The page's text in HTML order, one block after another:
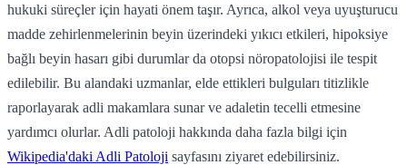
hukuki süreçler için hayati önem taşır. Ayrıca, alkol veya uyuşturucu
madde zehirlenmelerinin beyin üzerindeki yıkıcı etkileri, hipoksiye
bağlı beyin hasarı gibi durumlar da otopsi nöropatolojisi ile tespit
edilebilir. Bu alandaki uzmanlar, elde ettikleri bulguları titizlikle
raporlayarak adli makamlara sunar ve adaletin tecelli etmesine
yardımcı olurlar. Adli patoloji hakkında daha fazla bilgi için
Wikipedia'daki Adli Patoloji sayfasını ziyaret edebilirsiniz.